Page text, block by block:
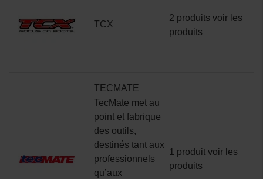
TCX
2 produits voir les
produits
TECMATE
TecMate met au
point et fabrique
des outils,
destinés tant aux
professionnels
qu’aux
1 produit voir les
produits